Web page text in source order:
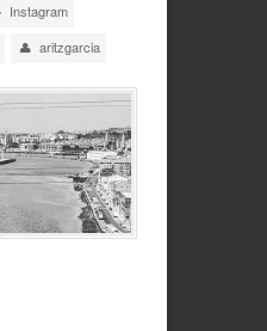
Instagram
aritzgarcia